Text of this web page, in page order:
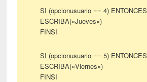
SI (opcionusuario == 4) ENTONCES
ESCRIBA(«Jueves»)
FINSI
SI (opcionusuario == 5) ENTONCES
ESCRIBA(«Viernes»)
FINSI